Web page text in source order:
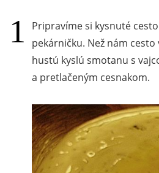
Pripravíme si kysnuté
pekárničku. Než nám
hustú kyslú smotanu s
a pretlačeným cesnakom.